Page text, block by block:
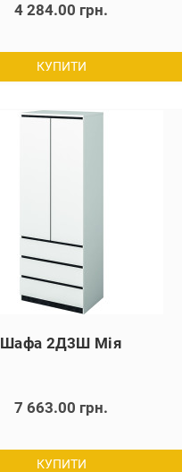
4 284.00 грн.
КУПИТИ
Шафа 2Д3Ш Мія
7 663.00 грн.
КУПИТИ